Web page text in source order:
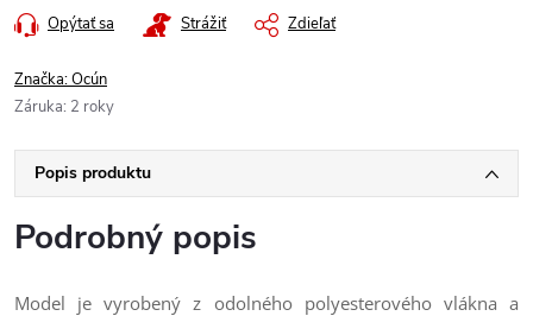
Opýtať sa Strážiť Zdieľať
Značka:Ocún
Záruka: 2 roky
Popis produktu
Podrobný popis
Model je vyrobený z odolného polyesterového vlákna a